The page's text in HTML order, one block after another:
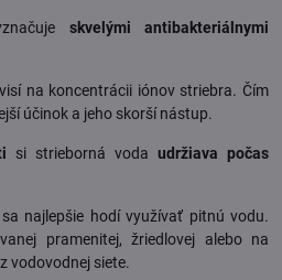
skvelými antibakteriálnymi
na koncentrácii iónov striebra. Čím
účinok a jeho skorší nástup.
si strieborná voda udržiava počas
najlepšie hodí využívať pitnú vodu.
pramenitej, žriedlovej alebo na
vodovodnej siete.